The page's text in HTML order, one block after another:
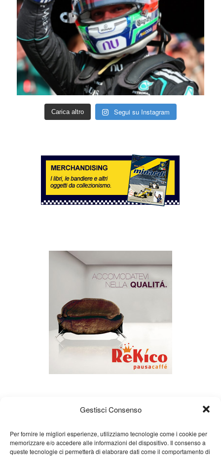
Gestisci Consenso
Per fornire le migliori esperienze, utilizziamo tecnologie come i cookie per
memorizzare e/o accedere alle informazioni del dispositivo. Il consenso a
queste tecnologie ci permetterà di elaborare dati come il comportamento di
Carica altro Segui su Instagram